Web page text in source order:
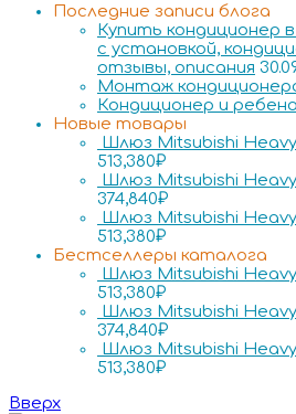
Последние записи блога
Купить кондиционер
с установкой,
отзывы, описания
Монтаж
Кондиционер и
Новые товары
Шлюз Mitsubishi Heavy
513,380₽
Шлюз Mitsubishi
374,840₽
Шлюз Mitsubishi
513,380₽
Бестселлеры каталога
Шлюз Mitsubishi Heavy
513,380₽
Шлюз Mitsubishi
374,840₽
Шлюз Mitsubishi
513,380₽
Вверх